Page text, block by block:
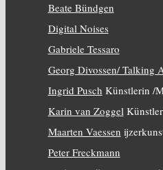
Beate Bündgen
Digital Noises
Gabriele Tessaro
Georg Divossen/ Talking
Ingrid Pusch Künstlerin /
Karin van Zoggel
Maarten Vaessen
Peter Freckmann